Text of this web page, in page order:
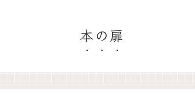
本の扉